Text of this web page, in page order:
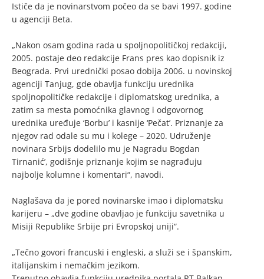
Ističe da je novinarstvom počeo da se bavi 1997. godine
u agenciji Beta.
„Nakon osam godina rada u spoljnopolitičkoj redakciji,
2005. postaje deo redakcije Frans pres kao dopisnik iz
Beograda. Prvi urednički posao dobija 2006. u novinskoj
agenciji Tanjug, gde obavlja funkciju urednika
spoljnopolitičke redakcije i diplomatskog urednika, a
zatim sa mesta pomoćnika glavnog i odgovornog
urednika uređuje ‘Borbu’ i kasnije ‘Pečat’. Priznanje za
njegov rad odale su mu i kolege – 2020. Udruženje
novinara Srbijs dodelilo mu je Nagradu Bogdan
Tirnanić’, godišnje priznanje kojim se nagrađuju
najbolje kolumne i komentari“, navodi.
Naglašava da je pored novinarske imao i diplomatsku
karijeru – „dve godine obavljao je funkciju savetnika u
Misiji Republike Srbije pri Evropskoj uniji“.
„Tečno govori francuski i engleski, a služi se i španskim,
italijanskim i nemačkim jezikom.